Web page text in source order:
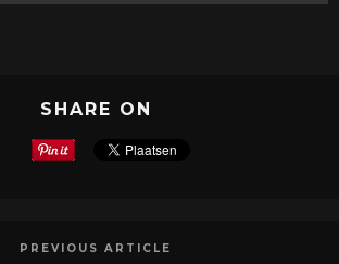
SHARE ON
PREVIOUS ARTICLE